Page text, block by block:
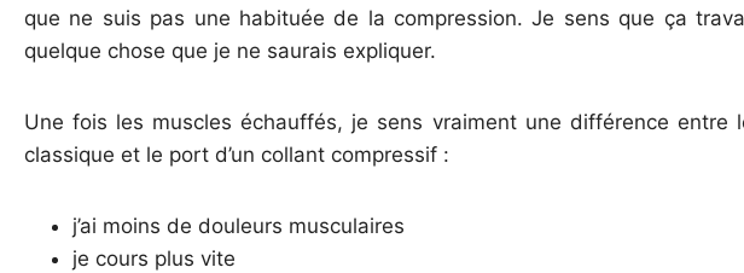
que ne suis pas une habituée de la compression. Je sens que ça
quelque chose que je ne saurais expliquer.
Une fois les muscles échauffés, je sens vraiment une différence entre
classique et le port d’un collant compressif :
j’ai moins de douleurs musculaires
je cours plus vite